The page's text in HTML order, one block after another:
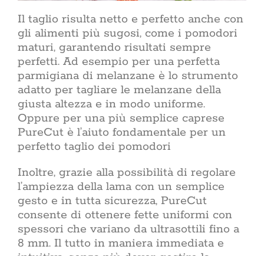
Il taglio risulta netto e perfetto anche con
gli alimenti più sugosi, come i pomodori
maturi, garantendo risultati sempre
perfetti. Ad esempio per una perfetta
parmigiana di melanzane è lo strumento
adatto per tagliare le melanzane della
giusta altezza e in modo uniforme.
Oppure per una più semplice caprese
PureCut è l’aiuto fondamentale per un
perfetto taglio dei pomodori
Inoltre, grazie alla possibilità di regolare
l’ampiezza della lama con un semplice
gesto e in tutta sicurezza, PureCut
consente di ottenere fette uniformi con
spessori che variano da ultrasottili fino a
8 mm. Il tutto in maniera immediata e